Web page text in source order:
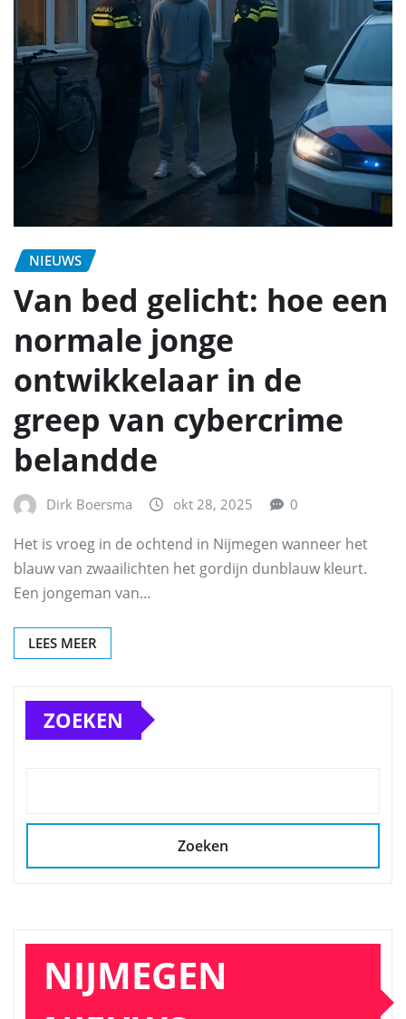
NIEUWS
Van bed gelicht: hoe een
normale jonge
ontwikkelaar in de
greep van cybercrime
belandde
Dirk Boersma okt 28, 2025 0
Het is vroeg in de ochtend in Nijmegen wanneer het
blauw van zwaailichten het gordijn dunblauw kleurt.
Een jongeman van…
LEES MEER
ZOEKEN
Zoeken
NIJMEGEN